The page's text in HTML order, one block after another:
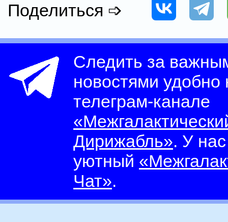
Поделиться ➩
Следить за
новостями
телеграм-канале
Дирижабль». У
уютный
Чат».